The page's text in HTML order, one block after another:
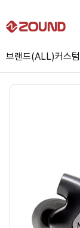
브랜드(ALL)커스텀